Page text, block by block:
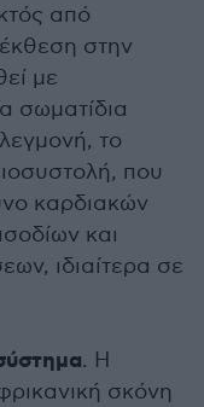
από
στην
με
σωματίδια
το
που
καρδιακών
και
ιδιαίτερα σε
. Η
σκόνη